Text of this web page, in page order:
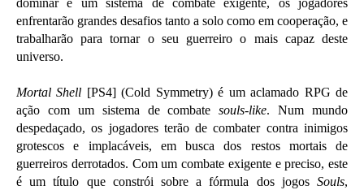
dominar e um sistema de combate exigente, os jogadores
enfrentarão grandes desafios tanto a solo como em cooperação, e
trabalharão para tornar o seu guerreiro o mais capaz deste
universo.
Mortal Shell [PS4] (Cold Symmetry) é um aclamado RPG de
ação com um sistema de combatesouls-like. Num mundo
despedaçado, os jogadores terão de combater contra inimigos
grotescos e implacáveis, em busca dos restos mortais de
guerreiros derrotados. Com um combate exigente e preciso, este
é um título que constrói sobre a fórmula dos jogos Souls,